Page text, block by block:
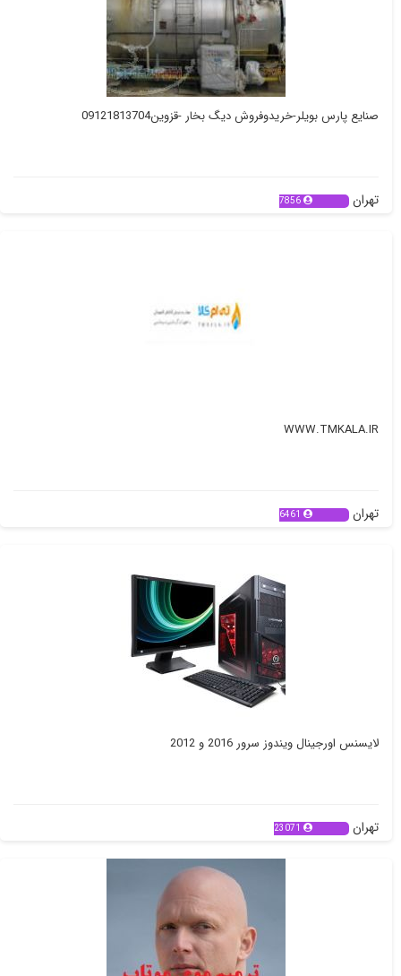
صنایع پارس بویلر-خریدوفروش دیگ بخار -قزوین09121813704
تهران 7856
WWW.TMKALA.IR
تهران 6461
لایسنس اورجینال ویندوز سرور 2016 و 2012
تهران 23071